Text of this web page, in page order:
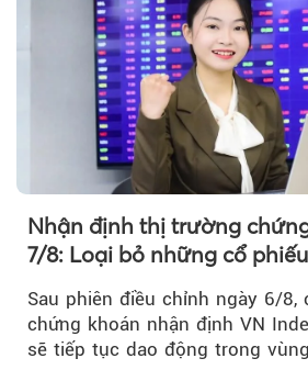
Nhận định thị trường
7/8: Loại bỏ những cổ
Sau phiên điều chỉnh ngày 6/8,
chứng khoán nhận định VN
sẽ tiếp tục dao động trong